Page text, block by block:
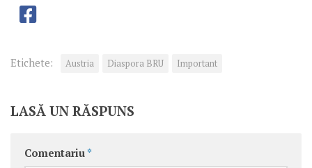
Etichete: Austria Diaspora BRU Important
LASĂ UN RĂSPUNS
Comentariu *